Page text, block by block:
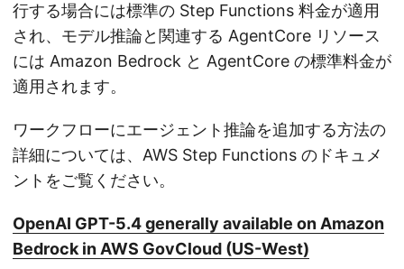
行する場合には標準の Step Functions 料金が適用
され、モデル推論と関連する AgentCore リソース
には Amazon Bedrock と AgentCore の標準料金が
適用されます。
ワークフローにエージェント推論を追加する方法の
詳細については、AWS Step Functions のドキュメ
ントをご覧ください。
OpenAI GPT-5.4 generally available on Amazon
Bedrock in AWS GovCloud (US-West)